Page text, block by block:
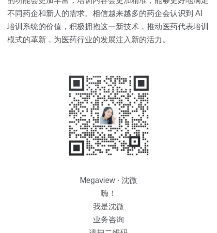
不同药企和新人的需求。相信越来越多的药企会认识到 AI
培训系统的价值，积极拥抱这一新技术，推动医药代表培训
模式的革新，为医药行业的发展注入新的活力。
Megaview · 沈微
嗨！
我是沈微
业务咨询